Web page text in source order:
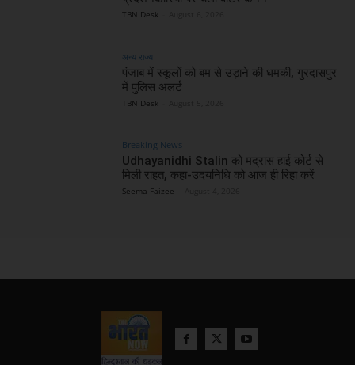
TBN Desk
अन्य राज्य
पंजाब में स्कूलों को बम से उड़ाने की धमकी, गुरदासपुर
में पुलिस अलर्ट
TBN Desk
Breaking News
Udhayanidhi Stalin को मद्रास हाई कोर्ट से
मिली राहत, कहा-उदयनिधि को आज ही रिहा करें
Seema Faizee